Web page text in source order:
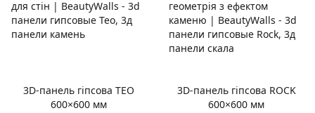
3D-панель гіпсова TEO
600×600 мм
3D-панель гіпсова ROCK
600×600 мм